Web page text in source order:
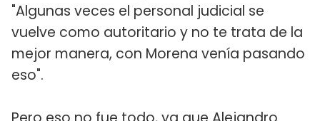
"Algunas veces el personal judicial se
vuelve como autoritario y no te trata de la
mejor manera, con Morena venía pasando
eso".